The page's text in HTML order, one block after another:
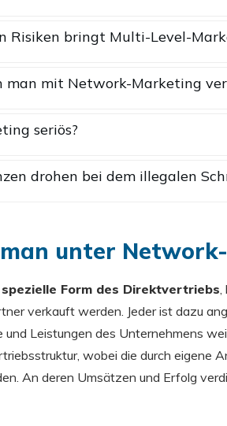
Risiken bringt Multi-Level-
man mit Network-Marketing
seriös?
drohen bei dem illegalen
unter
spezielle Form des Direktvertriebs,
verkauft werden. Jeder ist dazu
und Leistungen des Unternehmens
wobei die durch eigene
An deren Umsätzen und Erfolg